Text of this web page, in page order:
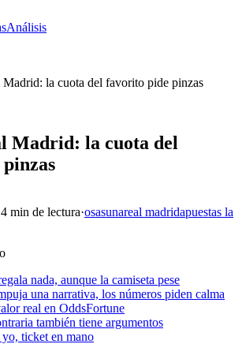
Análisis
Madrid: la cuota del favorito pide pinzas
Madrid: la cuota del
4 min de lectura·osasunareal madridapuestas la
nada, aunque la camiseta pese
una narrativa, los números piden calma
real en OddsFortune
también tiene argumentos
ticket en mano